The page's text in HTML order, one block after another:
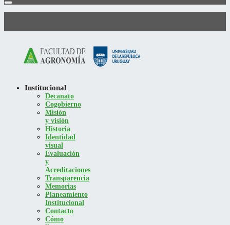
Institucional
Decanato
Cogobierno
Misión
y visión
Historia
Identidad
visual
Evaluación
y
Acreditaciones
Transparencia
Memorias
Planeamiento
Institucional
Contacto
Cómo